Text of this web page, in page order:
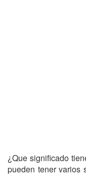
¿Que significado
pueden tener varios